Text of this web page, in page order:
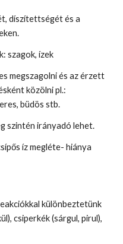
díszítettségét és a
szagok, ízek
megszagolni és az érzett
közölni pl.:
büdös stb.
szintén irányadó lehet.
íz megléte- hiánya
különbeztetünk
csiperkék (sárgul, pirul),